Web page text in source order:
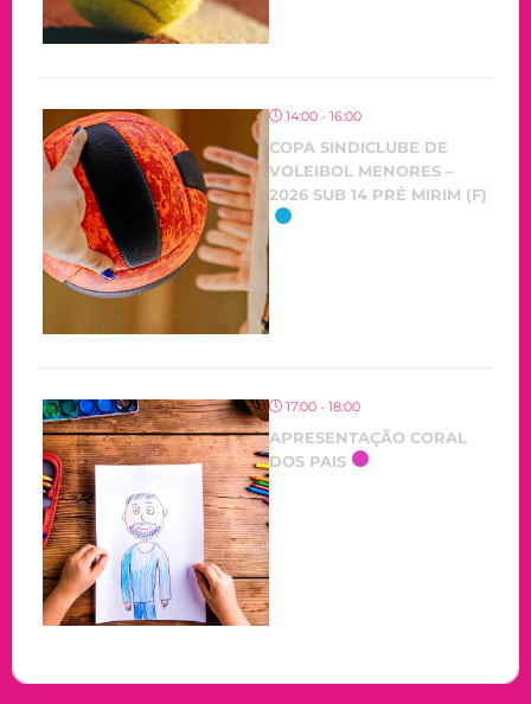
14:00 - 16:00
COPA SINDICLUBE DE
VOLEIBOL MENORES –
2026 SUB 14 PRÉ MIRIM (F)
17:00 - 18:00
APRESENTAÇÃO CORAL
DOS PAIS